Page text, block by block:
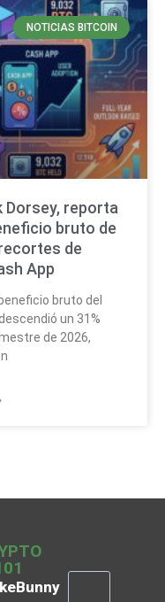
NOTICIAS BITCOIN
Dorsey, reporta
bruto de
de
App
bruto del
un 31%
de 2026,